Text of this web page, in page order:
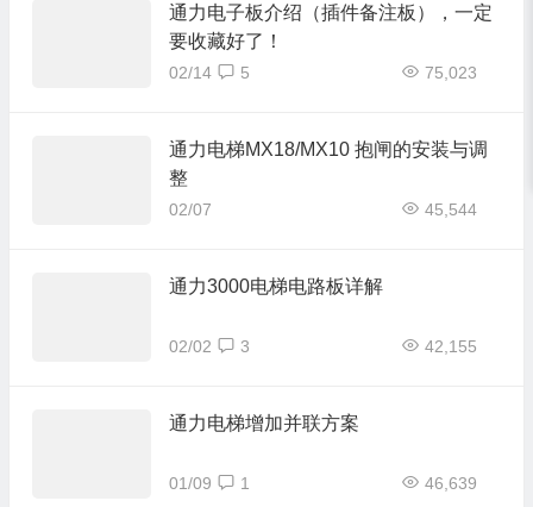
通力电子板介绍（插件备注板），一定
要收藏好了！
02/14 75,023
5
通力电梯MX18/MX10 抱闸的安装与调
整
02/07 45,544
通力3000电梯电路板详解
02/02 42,155
3
通力电梯增加并联方案
01/09 46,639
1